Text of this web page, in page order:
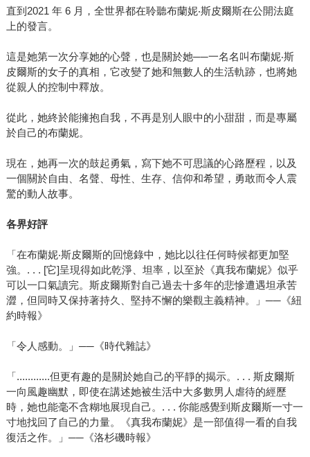
直到2021 年 6 月，全世界都在聆聽布蘭妮‧斯皮爾斯在公開法庭
上的發言。
這是她第一次分享她的心聲，也是關於她──一名名叫布蘭妮‧斯
皮爾斯的女子的真相，它改變了她和無數人的生活軌跡，也將她
從親人的控制中釋放。
從此，她終於能擁抱自我，不再是別人眼中的小甜甜，而是專屬
於自己的布蘭妮。
現在，她再一次的鼓起勇氣，寫下她不可思議的心路歷程，以及
一個關於自由、名聲、母性、生存、信仰和希望，勇敢而令人震
驚的動人故事。
各界好評
「在布蘭妮‧斯皮爾斯的回憶錄中，她比以往任何時候都更加堅
強。. . . [它]呈現得如此乾淨、坦率，以至於《真我布蘭妮》似乎
可以一口氣讀完。斯皮爾斯對自己過去十多年的悲慘遭遇坦承苦
澀，但同時又保持著持久、堅持不懈的樂觀主義精神。」──《紐
約時報》
「令人感動。」──《時代雜誌》
「............但更有趣的是關於她自己的平靜的揭示。. . . 斯皮爾斯
一向風趣幽默，即使在講述她被生活中大多數男人虐待的經歷
時，她也能毫不含糊地展現自己。. . . 你能感覺到斯皮爾斯一寸一
寸地找回了自己的力量。《真我布蘭妮》是一部值得一看的自我
復活之作。」──《洛杉磯時報》